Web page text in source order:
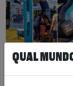
QUAL